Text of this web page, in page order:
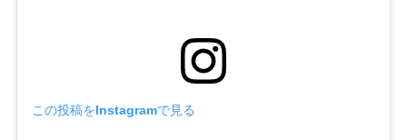
この投稿をInstagramで見る